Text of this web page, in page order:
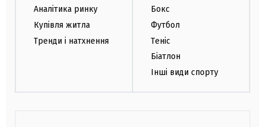
Аналітика ринку
Купівля житла
Тренди і натхнення
Бокс
Футбол
Теніс
Біатлон
Інші види спорту